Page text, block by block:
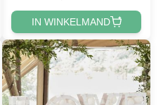
IN WINKELMAND